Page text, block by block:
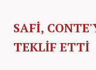
SAFİ,
TEKLİF ETTİ